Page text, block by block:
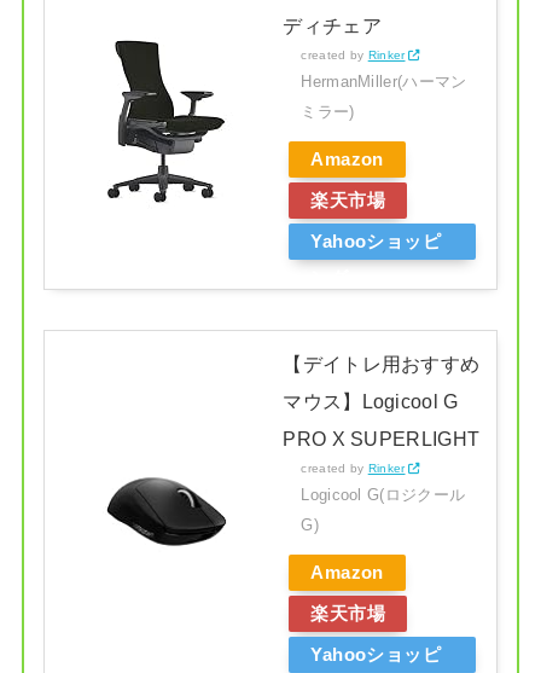
ディチェア
created by Rinker
HermanMiller(ハーマン
ミラー)
Amazon
楽天市場
Yahooショッピ
【デイトレ用おすすめ
マウス】Logicool G
PRO X SUPERLIGHT
created by Rinker
Logicool G(ロジクール
G)
Amazon
楽天市場
Yahooショッピ